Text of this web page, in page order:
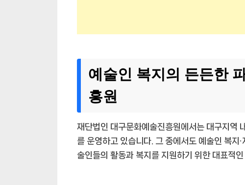
예술인 복지의 든든한
흥원
재단법인 대구문화예술진흥원에서는 대구지역
를 운영하고 있습니다. 그 중에서도 예술인 복지
술인들의 활동과 복지를 지원하기 위한 대표적인